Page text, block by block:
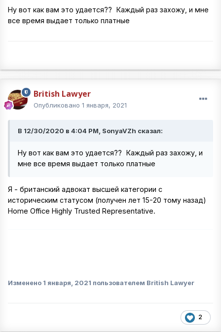
Ну вот как вам это удается?? Каждый раз захожу, и мне
все время выдает только платные
British Lawyer
Опубликовано 1 января, 2021
В 12/30/2020 в 4:04 PM, SonyaVZh сказал:
Ну вот как вам это удается?? Каждый раз захожу, и
мне все время выдает только платные
Я - британский адвокат высшей категории с
историческим статусом (получен лет 15-20 тому назад)
Home Office Highly Trusted Representative.
Изменено 1 января, 2021 пользователем British Lawyer
2